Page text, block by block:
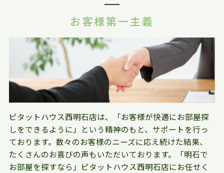
お客様第一主義
ピタットハウス西明石店は、「お客様が快適にお部屋探
しをできるように」という精神のもと、サポートを行っ
ております。数々のお客様のニーズに応え続けた結果、
たくさんのお喜びの声もいただいております。「明石で
お部屋を探すなら」ピタットハウス西明石店にお任せく